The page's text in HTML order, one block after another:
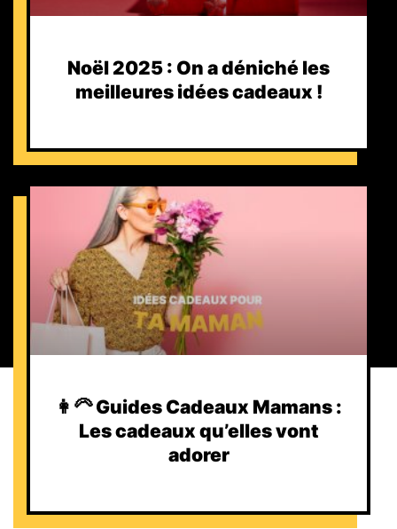
Noël 2025 : On a déniché les
meilleures idées cadeaux !
👩‍🦳 Guides Cadeaux Mamans :
Les cadeaux qu’elles vont
adorer